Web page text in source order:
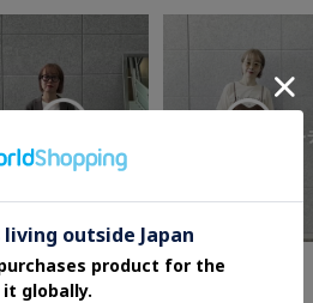
cloenc 本部
0cm